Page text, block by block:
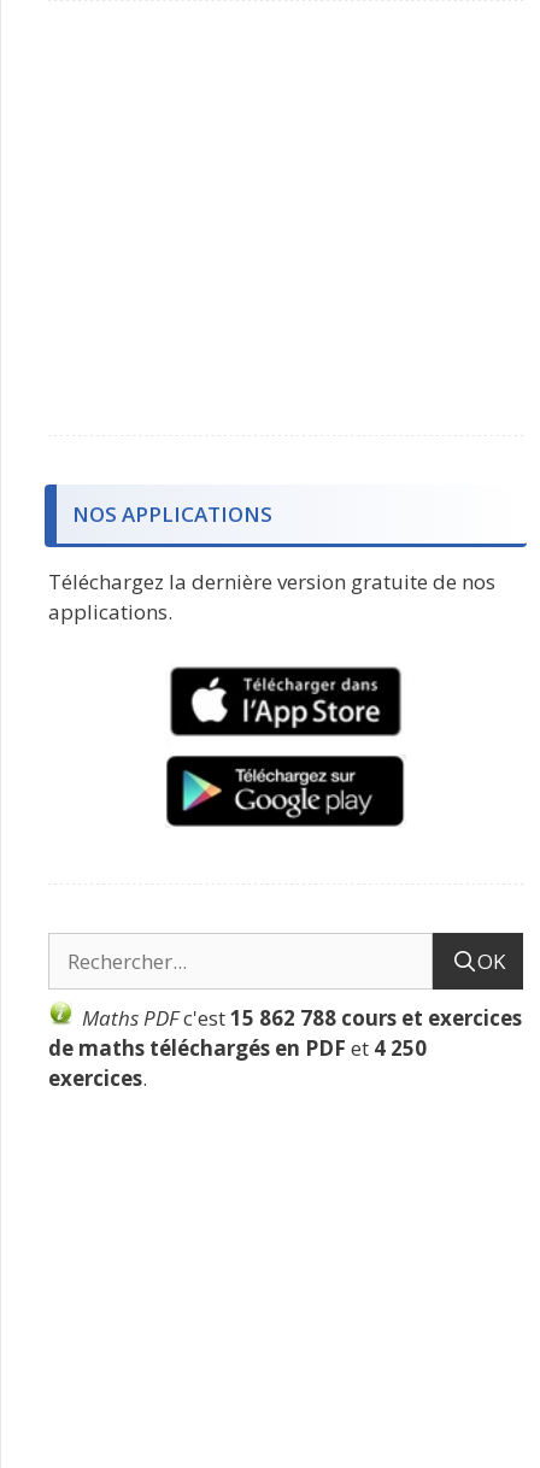
NOS APPLICATIONS
Téléchargez la dernière version gratuite de nos
applications.
OK
Maths PDFc'est15 862 788 cours et exercices
de maths téléchargés en PDF et 4 250
exercices.